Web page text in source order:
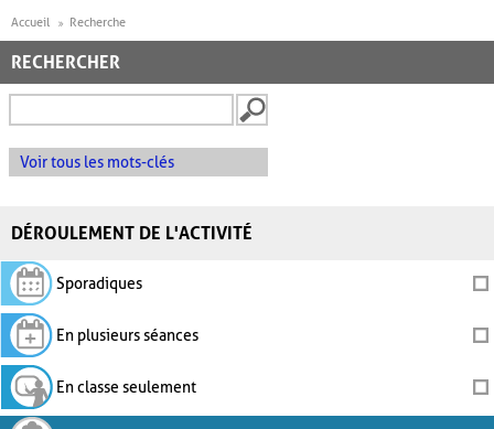
Accueil Recherche
RECHERCHER
Voir tous les mots-clés
DÉROULEMENT DE L'ACTIVITÉ
Sporadiques
En plusieurs séances
En classe seulement